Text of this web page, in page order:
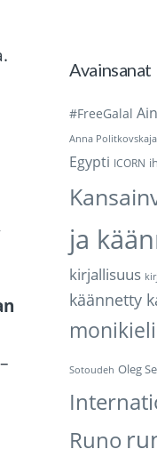
Avainsanat
#FreeGalal
Anna Politkovskaja
Egypti ICORN
ja
kirjallisuus
käännetty
Sotoudeh Oleg
Runo